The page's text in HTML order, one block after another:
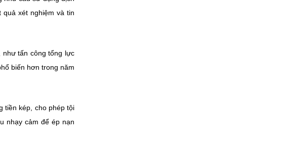
xét nghiệm và tin
như tấn công tổng lực
biến hơn trong năm
tiền kép, cho phép tội
nhạy cảm để ép nạn